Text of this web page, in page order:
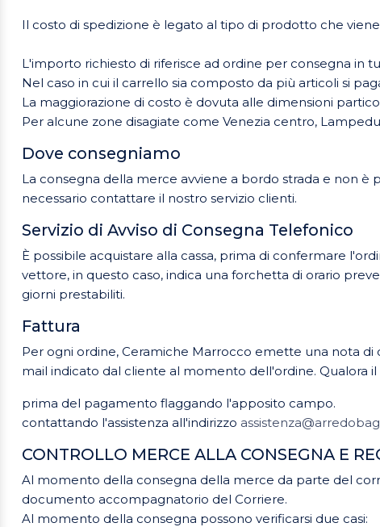
Il costo di spedizione è legato al tipo di prodotto che
L'importo richiesto di riferisce ad ordine per consegna in
Nel caso in cui il carrello sia composto da più articoli si
La maggiorazione di costo è dovuta alle dimensioni
Per alcune zone disagiate come Venezia centro,
Dove consegniamo
La consegna della merce avviene a bordo strada e non è
necessario contattare il nostro servizio clienti.
Servizio di Avviso di Consegna Telefonico
È possibile acquistare alla cassa, prima di confermare
vettore, in questo caso, indica una forchetta di orario
giorni prestabiliti.
Fattura
Per ogni ordine, Ceramiche Marrocco emette una nota
mail indicato dal cliente al momento dell'ordine. Qualora
prima del pagamento flaggando l'apposito campo.
contattando l'assistenza all'indirizzo
CONTROLLO MERCE ALLA CONSEGNA E
Al momento della consegna della merce da parte del
documento accompagnatorio del Corriere.
Al momento della consegna possono verificarsi due casi: